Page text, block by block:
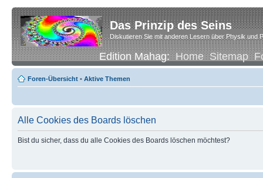
Das Prinzip des Seins
Diskutieren Sie mit anderen Lesern über Physik und
Edition Mahag:Home Sitemap
Foren-Übersicht • Aktive Themen
Alle Cookies des Boards löschen
Bist du sicher, dass du alle Cookies des Boards löschen möchtest?